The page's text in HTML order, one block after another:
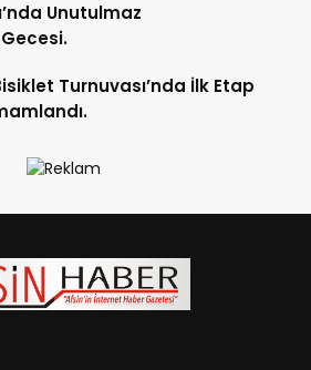
Unutulmaz
Turnuvası’nda İlk Etap